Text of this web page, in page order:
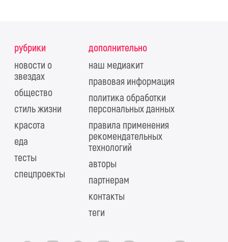
рубрики
новости о
звездах
общество
стиль жизни
красота
еда
тесты
спецпроекты
дополнительно
наш медиакит
правовая информация
политика обработки
персональных данных
правила применения
рекомендательных
технологий
авторы
партнерам
контакты
теги